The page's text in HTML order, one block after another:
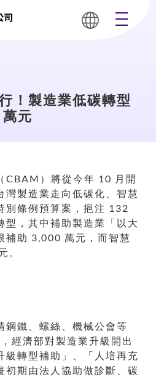
！製造業低碳轉型
元
CBAM）將從今年 10 月開
灣製造業走向低碳化、智慧
別條例預算案，挹注 132
型，其中補助製造業「以大
補助 3,000 萬元，而智慧
。
鋼鐵、螺絲、機械公會等
經濟部對製造業升級開出
級轉型補助」、「人培再充
初期由法人協助做診斷、碳